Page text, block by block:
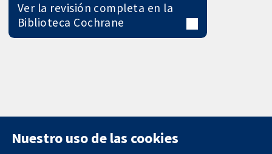
Ver la revisión completa en la
Biblioteca Cochrane
Nuestro uso de las cookies